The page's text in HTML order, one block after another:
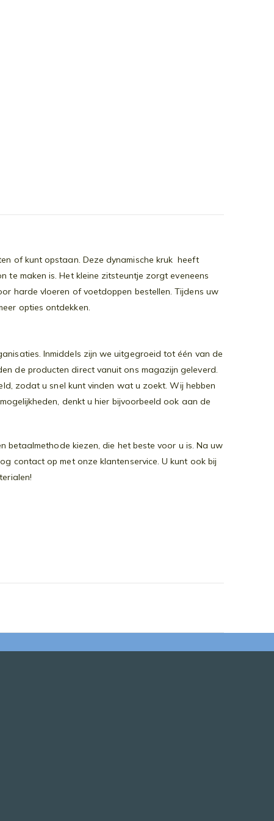
of kunt opstaan. Deze dynamische kruk heeft
te maken is. Het kleine zitsteuntje zorgt eveneens
harde vloeren of voetdoppen bestellen. Tijdens uw
opties ontdekken.
Inmiddels zijn we uitgegroeid tot één van de
de producten direct vanuit ons magazijn geleverd.
zodat u snel kunt vinden wat u zoekt. Wij hebben
denkt u hier bijvoorbeeld ook aan de
betaalmethode kiezen, die het beste voor u is. Na uw
contact op met onze klantenservice. U kunt ook bij